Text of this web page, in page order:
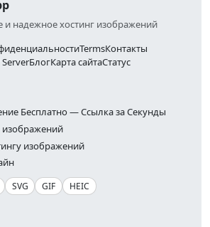
и надежное хостинг изображений
TermsКонтакты
ServerБлогКарта сайтаСтатус
Бесплатно — Ссылка за Секунды
изображений
изображений
SVG GIF HEIC